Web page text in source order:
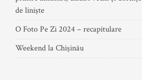
de liniște
O Foto Pe Zi 2024 – recapitulare
Weekend la Chișinău